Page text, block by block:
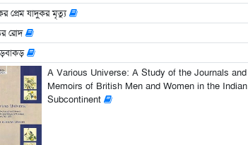
প্রেম যাদুকর মৃত্যু
রোদ
A Various Universe: A Study of the Journals and
Memoirs of British Men and Women in the Indian
Subcontinent